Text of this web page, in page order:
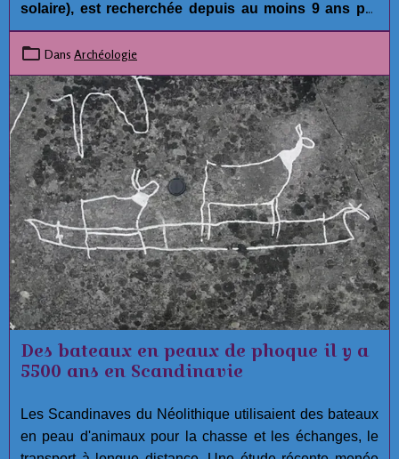
solaire), est recherchée depuis au moins 9 ans par
plusieurs astronomes car ce serait la seule
explication possible raisonnable pour expliquer les
anomalies orbitales de plusieurs mini-planètes
dansla ceinture de Kuiper, aux confins de notre
système solaire.
Dans Archéologie
Des bateaux en peaux de phoque il y a
5500 ans en Scandinavie
Les Scandinaves du Néolithique utilisaient des bateaux
en peau d'animaux pour la chasse et les échanges, le